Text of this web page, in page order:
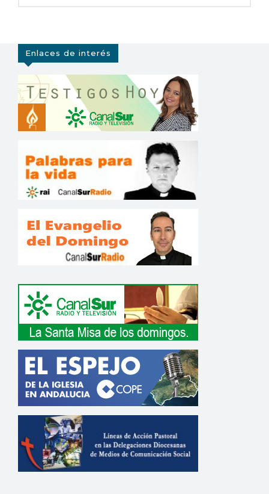
Enlaces de interés